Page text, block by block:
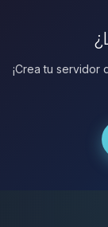
¡Crea tu servidor